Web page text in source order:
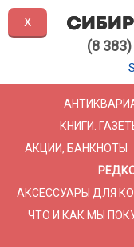
(8
КНИГИ.
АКЦИИ, БАНКНОТЫ
АКСЕССУАРЫ ДЛЯ
ЧТО И КАК МЫ
X